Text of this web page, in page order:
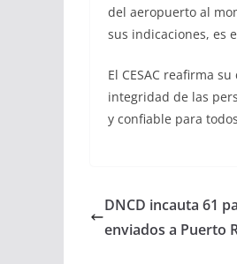
del aeropuerto al
sus indicaciones, es
El CESAC reafirma
integridad de las
y confiable para
DNCD incauta 61
enviados a Puerto